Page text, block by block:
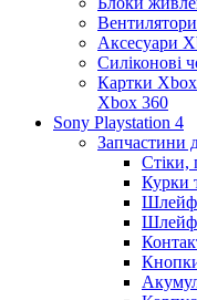
Аксесуари
Силіконові
Картки
Xbox 360
Sony Playstation 4
Запчастини
Стіки,
Курки